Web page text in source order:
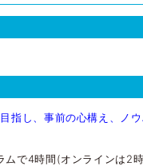
指し、事前の心構え、ノ
ムで4時間(オンラインは2